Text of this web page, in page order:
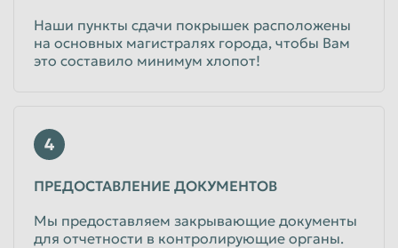
Наши пункты сдачи покрышек расположены
на основных магистралях города, чтобы Вам
это составило минимум хлопот!
4
ПРЕДОСТАВЛЕНИЕ ДОКУМЕНТОВ
Мы предоставляем закрывающие документы
для отчетности в контролирующие органы.